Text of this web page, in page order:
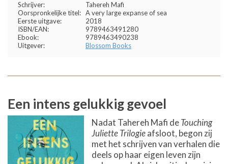
Schrijver:
Tahereh Mafi
Oorspronkelijke titel: A very large expanse of sea
Eerste uitgave:
2018
ISBN/EAN:
9789463491280
Ebook:
9789463490238
Uitgever:
Blossom Books
Een intens gelukkig gevoel
Nadat Tahereh Mafi deTouching
Juliette Trilogieafsloot, begon zij
met het schrijven van verhalen die
deels op haar eigen leven zijn